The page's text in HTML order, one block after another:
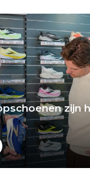
zijn